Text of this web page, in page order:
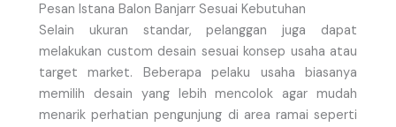
Pesan Istana Balon Banjarr Sesuai Kebutuhan
Selain ukuran standar, pelanggan juga dapat
melakukan custom desain sesuai konsep usaha atau
target market. Beberapa pelaku usaha biasanya
memilih desain yang lebih mencolok agar mudah
menarik perhatian pengunjung di area ramai seperti